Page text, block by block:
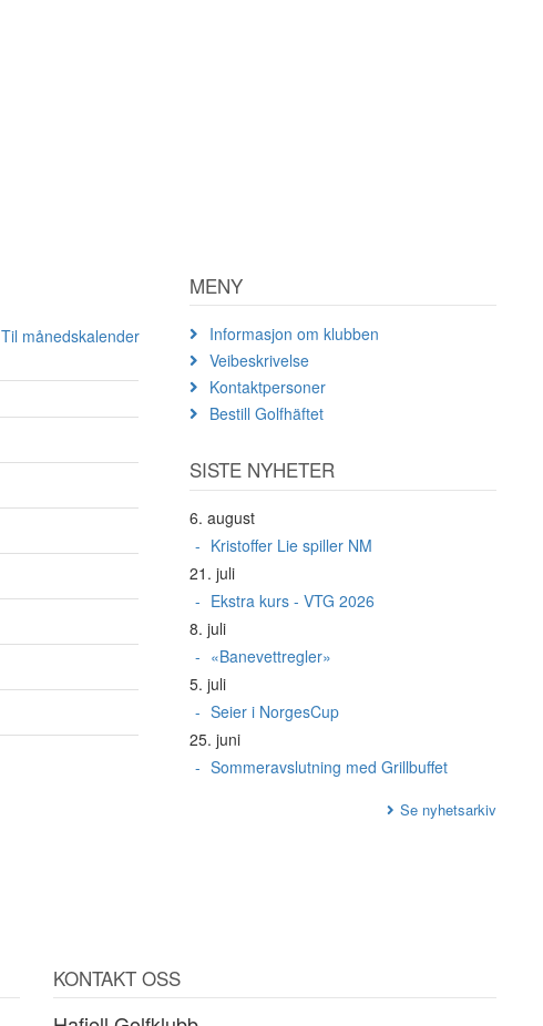
Til månedskalender
MENY
Informasjon om klubben
Veibeskrivelse
Kontaktpersoner
Bestill Golfhäftet
SISTE NYHETER
6. august
Kristoffer Lie spiller NM
21. juli
Ekstra kurs - VTG 2026
8. juli
«Banevettregler»
5. juli
Seier i NorgesCup
25. juni
Sommeravslutning med Grillbuffet
Se nyhetsarkiv
KONTAKT OSS